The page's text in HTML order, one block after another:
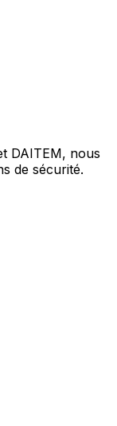
DAITEM, nous
de sécurité.